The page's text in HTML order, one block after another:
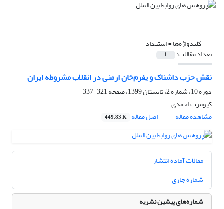
کلیدواژه‌ها =استبداد
تعداد مقالات: 1
نقش حزب داشناک و یفرم‌خان ارمنی در انقلاب مشروطه ایران
دوره 10، شماره 2، تابستان 1399، صفحه
321-337
کیومرث احمدی
مشاهده مقاله
اصل مقاله 449.83 K
مقالات آماده انتشار
شماره جاری
شماره‌های پیشین نشریه